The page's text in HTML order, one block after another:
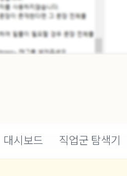
대시보드 직업군 탐색기